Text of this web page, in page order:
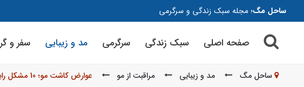
ساحل مگ؛ مجله سبک زندگی و سرگرمی
صفحه اصلی سبک زندگی سرگرمی مد و زیبایی سفر و
ساحل مگ مد و زیبایی مراقبت از مو عوارض کاشت مو؛ 10 مشکل رایج و راهکارهای پیشگیری